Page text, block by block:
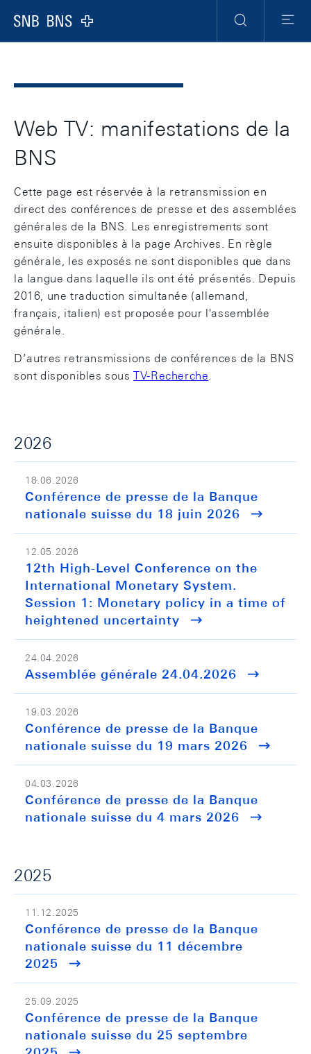
Logo
Navigation
RechercheMenu
Web TV: manifestations de la
BNS
Cette page est réservée à la retransmission en
direct des conférences de presse et des assemblées
générales de la BNS. Les enregistrements sont
ensuite disponibles à la page Archives. En règle
générale, les exposés ne sont disponibles que dans
la langue dans laquelle ils ont été présentés. Depuis
2016, une traduction simultanée (allemand,
français, italien) est proposée pour l'assemblée
générale.
D’autres retransmissions de conférences de la BNS
sont disponibles sousTV-Recherche.
2026
18.06.2026
Conférence de presse de la Banque
nationale suisse du 18 juin 2026
12.05.2026
12th High-Level Conference on the
International Monetary System.
Session 1: Monetary policy in a time of
heightened uncertainty
24.04.2026
Assemblée générale 24.04.2026
19.03.2026
Conférence de presse de la Banque
nationale suisse du 19 mars 2026
04.03.2026
Conférence de presse de la Banque
nationale suisse du 4 mars 2026
2025
11.12.2025
Conférence de presse de la Banque
nationale suisse du 11 décembre
2025
25.09.2025
Conférence de presse de la Banque
nationale suisse du 25 septembre